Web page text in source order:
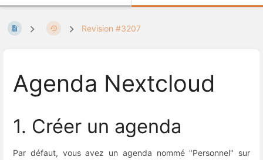
Revision #3207
Agenda Nextcloud
1. Créer un agenda
Par défaut, vous avez un agenda nommé "Personnel" sur